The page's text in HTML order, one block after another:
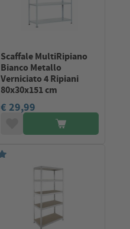
Scaffale MultiRipiano
Bianco Metallo
Verniciato 4 Ripiani
80x30x151 cm
€ 29,99